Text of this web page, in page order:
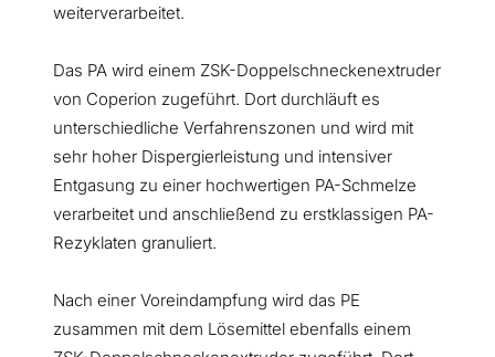
weiterverarbeitet.
Das PA wird einem ZSK-Doppelschneckenextruder
von Coperion zugeführt. Dort durchläuft es
unterschiedliche Verfahrenszonen und wird mit
sehr hoher Dispergierleistung und intensiver
Entgasung zu einer hochwertigen PA-Schmelze
verarbeitet und anschließend zu erstklassigen PA-
Rezyklaten granuliert.
Nach einer Voreindampfung wird das PE
zusammen mit dem Lösemittel ebenfalls einem